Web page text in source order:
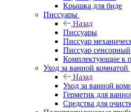
Крышка для биде
Писсуары
Назад
Писсуары
Писсуар
Писсуар сенсорный
Комплектующие к
Уход за ванной комнатой
Назад
Уход за ванной
Герметик для
Средства для